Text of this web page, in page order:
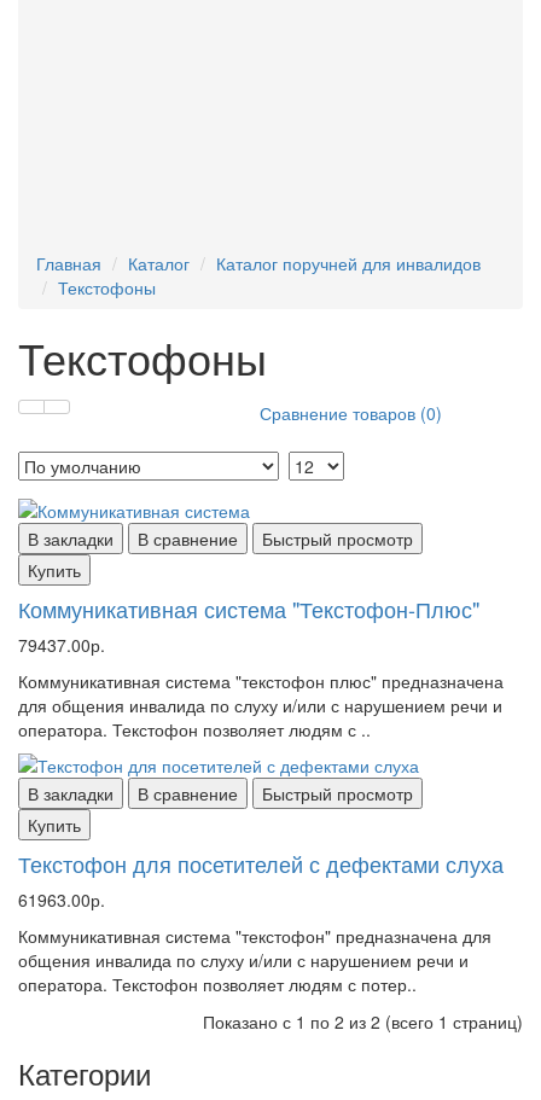
Главная Каталог
Каталог поручней для инвалидов
Текстофоны
Текстофоны
Сравнение товаров (0)
В закладки В сравнение
Быстрый просмотр
Купить
Коммуникативная система "Текстофон-Плюс"
79437.00р.
Коммуникативная система "текстофон плюс" предназначена
для общения инвалида по слуху и/или с нарушением речи и
оператора. Текстофон позволяет людям с ..
В закладки В сравнение
Быстрый просмотр
Купить
Текстофон для посетителей с дефектами слуха
61963.00р.
Коммуникативная система "текстофон" предназначена для
общения инвалида по слуху и/или с нарушением речи и
оператора. Текстофон позволяет людям с потер..
Показано с 1 по 2 из 2 (всего 1 страниц)
Категории